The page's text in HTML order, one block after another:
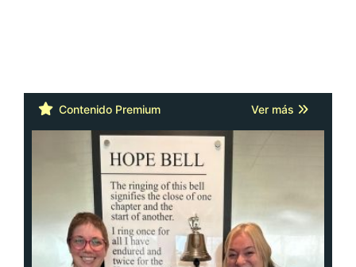
Contenido Premium Ver más